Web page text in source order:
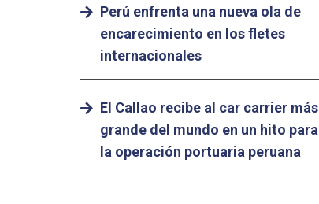
Perú enfrenta una nueva ola de
encarecimiento en los fletes
internacionales
El Callao recibe al car carrier más
grande del mundo en un hito para
la operación portuaria peruana